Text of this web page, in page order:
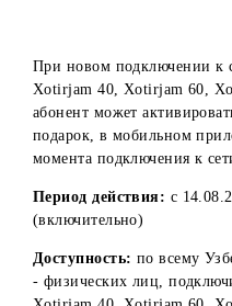
При новом
Xotirjam 40, Xotirjam
абонент может
подарок, в мобильном
момента подключения к
Период действия:с
(включительно)